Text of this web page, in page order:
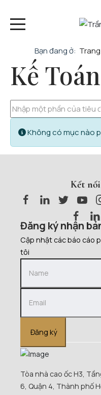
Bạn đang ở:
Kế Toán
Không có mục nào
Kết
Đăng ký nhận
Cập nhật các báo cáo
tôi
Đăng ký
Tòa nhà cao ốc H3,
6, Quận 4, Thành phố